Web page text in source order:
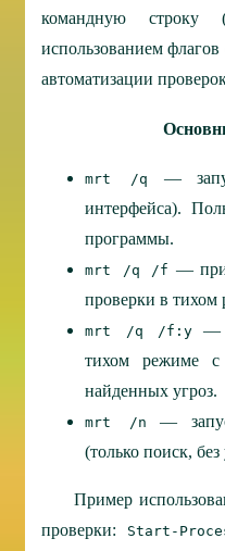
командную
использованием
автоматизации
mrt /q
—
интерфейса).
программы.
mrt /q /f —
проверки в тихом
mrt /q /f:y —
тихом режиме с
найденных угроз.
mrt /n
—
(только поиск, без
Пример
проверки:
Start-